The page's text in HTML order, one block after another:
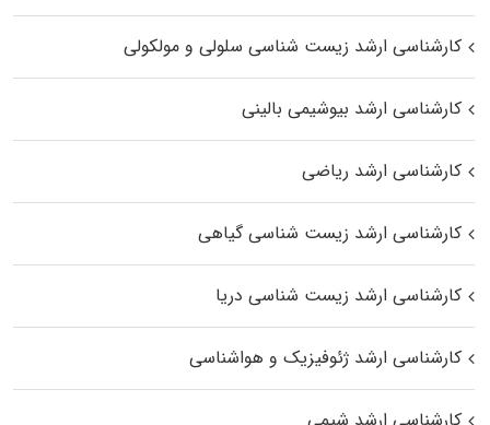
کارشناسی ارشد زیست شناسی سلولی و مولکولی
کارشناسی ارشد بیوشیمی بالینی
کارشناسی ارشد ریاضی
کارشناسی ارشد زیست‌ شناسی گیاهی
کارشناسی ارشد زیست‌ شناسی دریا
کارشناسی ارشد ژئوفیزیک و هواشناسی